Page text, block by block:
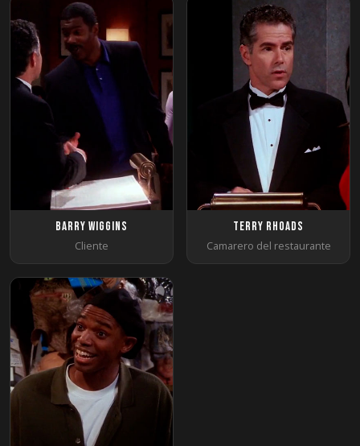
Barry Wiggins
Cliente
Terry Rhoads
Camarero del restaurante